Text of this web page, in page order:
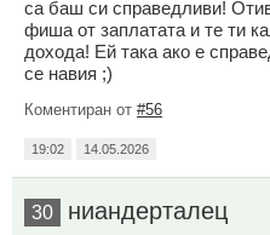
са баш си справедливи!
фиша от заплатата и те ти
дохода! Ей така ако е
се навия ;)
Коментиран от #56
19:02 14.05.2026
30 ниандерталец